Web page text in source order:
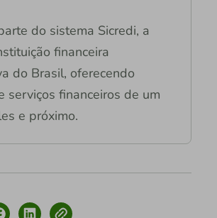
do sistema Sicredi, a
financeira
do Brasil, oferecendo
serviços financeiros de um
e próximo.